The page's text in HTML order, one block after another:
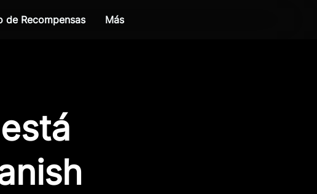
de Recompensas Más